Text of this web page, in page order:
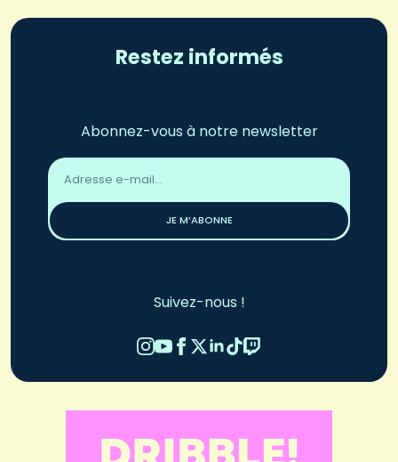
Restez informés
Abonnez-vous à notre newsletter
Adresse
email
JE M’ABONNE
Suivez-nous !